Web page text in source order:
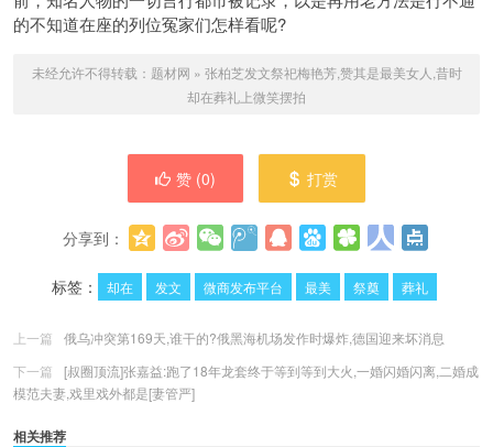
的不知道在座的列位冤家们怎样看呢?
未经允许不得转载： 题材网 » 张柏芝发文祭祀梅艳芳,赞其是最美女人,昔时
却在葬礼上微笑摆拍
赞 (0) 打赏
分享到：
标签：
却在 发文 微商发布平台 最美 祭奠 葬礼
上一篇
俄乌冲突第169天,谁干的?俄黑海机场发作时爆炸,德国迎来坏消息
下一篇
[叔圈顶流]张嘉益:跑了18年龙套终于等到等到大火,一婚闪婚闪离,二婚成
模范夫妻,戏里戏外都是[妻管严]
相关推荐